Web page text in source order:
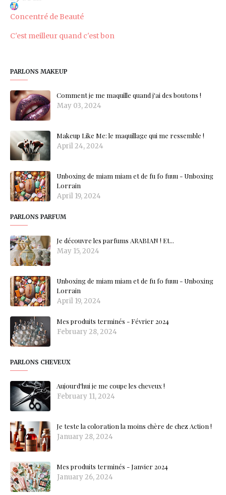
Concentré de Beauté
C'est meilleur quand c'est bon
PARLONS MAKEUP
Comment je me maquille quand j'ai des boutons !
May 03, 2024
Makeup Like Me: le maquillage qui me ressemble !
April 24, 2024
Unboxing de miam miam et de fu fo fuuu - Unboxing
Lorrain
April 19, 2024
PARLONS PARFUM
Je découvre les parfums ARABIAN ! Et...
May 15, 2024
Unboxing de miam miam et de fu fo fuuu - Unboxing
Lorrain
April 19, 2024
Mes produits terminés - Février 2024
February 28, 2024
PARLONS CHEVEUX
Aujourd'hui je me coupe les cheveux !
February 11, 2024
Je teste la coloration la moins chère de chez Action !
January 28, 2024
Mes produits terminés - Janvier 2024
January 26, 2024